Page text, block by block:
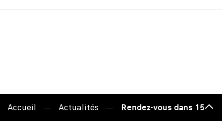
Accueil Actualités Rendez-vous dans 15Haut
page